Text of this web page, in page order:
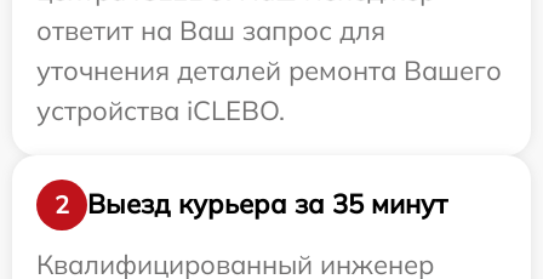
ответит на Ваш запрос для
уточнения деталей ремонта Вашего
устройства iCLEBO.
2
Выезд курьера за 35 минут
Квалифицированный инженер